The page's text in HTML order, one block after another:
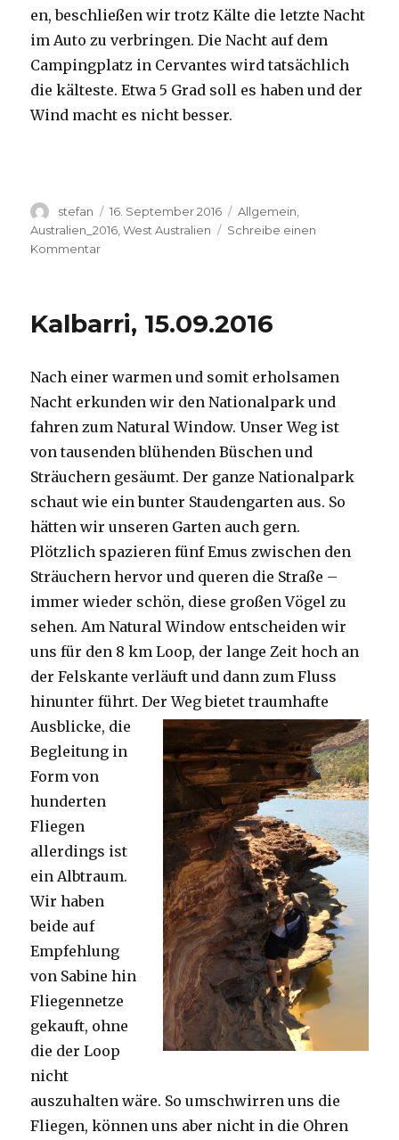
en, beschließen wir trotz Kälte die letzte Nacht
im Auto zu verbringen. Die Nacht auf dem
Campingplatz in Cervantes wird tatsächlich
die kälteste. Etwa 5 Grad soll es haben und der
Wind macht es nicht besser.
Autor
stefan
Veröffentlicht
am
16. September 2016 Kategorien
Allgemein
Australien_2016 ,West Australien
Schreibe einen
Kommentarzu
Kalbarri, 15.09.2016
Nach einer warmen und somit erholsamen
Nacht erkunden wir den Nationalpark und
fahren zum Natural Window. Unser Weg ist
von tausenden blühenden Büschen und
Sträuchern gesäumt. Der ganze Nationalpark
schaut wie ein bunter Staudengarten aus. So
hätten wir unseren Garten auch gern.
Plötzlich spazieren fünf Emus zwischen den
Sträuchern hervor und queren die Straße –
immer wieder schön, diese großen Vögel zu
sehen. Am Natural Window entscheiden wir
uns für den 8 km Loop, der lange Zeit hoch an
der Felskante verläuft und dann zum Fluss
hinunter führt. Der Weg bietet traumhafte
Ausblicke, die
Begleitung in
Form von
hunderten
Fliegen
allerdings ist
ein Albtraum.
Wir haben
beide auf
Empfehlung
von Sabine hin
Fliegennetze
gekauft, ohne
die der Loop
nicht
auszuhalten wäre. So umschwirren uns die
Fliegen, können uns aber nicht in die Ohren